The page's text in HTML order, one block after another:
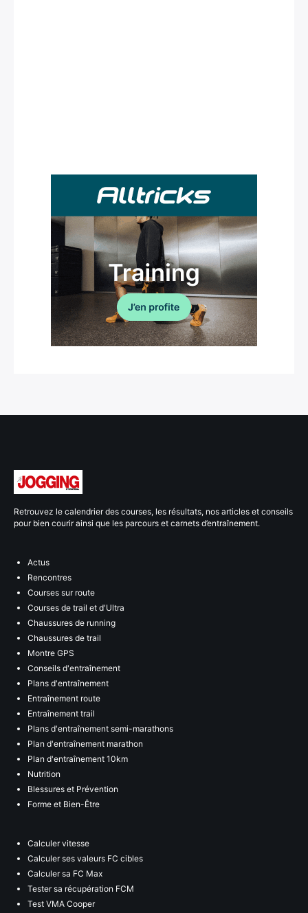
Retrouvez le calendrier des courses, les résultats, nos articles et conseils
pour bien courir ainsi que les parcours et carnets d’entraînement.
Actus
Rencontres
Courses sur route
Courses de trail et d'Ultra
Chaussures de running
Chaussures de trail
Montre GPS
Conseils d'entraînement
Plans d'entraînement
Entraînement route
Entraînement trail
Plans d'entraînement semi-marathons
Plan d'entraînement marathon
Plan d'entraînement 10km
Nutrition
Blessures et Prévention
Forme et Bien-Être
Calculer vitesse
Calculer ses valeurs FC cibles
Calculer sa FC Max
Tester sa récupération FCM
Test VMA Cooper